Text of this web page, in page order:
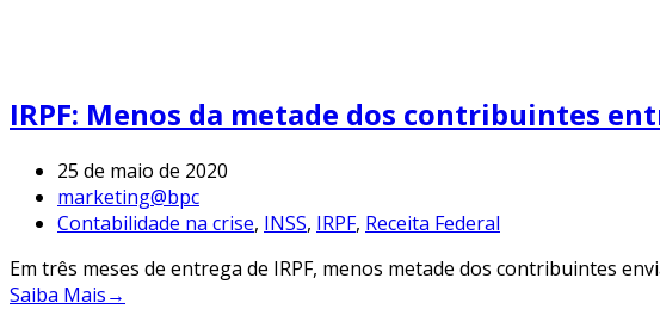
IRPF: Menos da metade dos contribuintes
25 de maio de 2020
marketing@bpc
Contabilidade na crise, INSS, IRPF, Receita Federal
Em três meses de entrega de IRPF, menos metade dos contribuintes
Saiba Mais→